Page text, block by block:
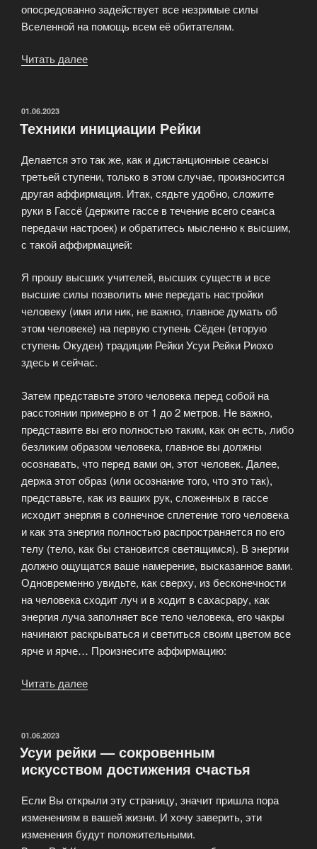
опосредованно задействует все незримые силы
Вселенной на помощь всем её обитателям.
Читать далее
милосердия
ключ
к
сознанию»
ОПУБЛИКОВАНО
01.06.2023
Техники инициации Рейки
Делается это так же, как и дистанционные сеансы
третьей ступени, только в этом случае, произносится
другая аффирмация. Итак, сядьте удобно, сложите
руки в Гассё (держите гассе в течение всего сеанса
передачи настроек) и обратитесь мысленно к высшим,
с такой аффирмацией:
Я прошу высших учителей, высших существ и все
высшие силы позволить мне передать настройки
человеку (имя или ник, не важно, главное думать об
этом человеке) на первую ступень Сёден (вторую
ступень Окуден) традиции Рейки Усуи Рейки Риохо
здесь и сейчас.
Затем представьте этого человека перед собой на
расстоянии примерно в от 1 до 2 метров. Не важно,
представите вы его полностью таким, как он есть, либо
безликим образом человека, главное вы должны
осознавать, что перед вами он, этот человек. Далее,
держа этот образ (или осознание того, что это так),
представьте, как из ваших рук, сложенных в гассе
исходит энергия в солнечное сплетение того человека
и как эта энергия полностью распространяется по его
телу (тело, как бы становится светящимся). В энергии
должно ощущатся ваше намерение, высказанное вами.
Одновременно увидьте, как сверху, из бесконечности
на человека сходит луч и в ходит в сахасрару, как
энергия луча заполняет все тело человека, его чакры
начинают раскрываться и светиться своим цветом все
ярче и ярче… Произнесите аффирмацию:
Читать далее
ОПУБЛИКОВАНО
01.06.2023
Усуи рейки — сокровенным
искусством достижения счастья
Если Вы открыли эту страницу, значит пришла пора
изменениям в вашей жизни. И хочу заверить, эти
изменения будут положительными.